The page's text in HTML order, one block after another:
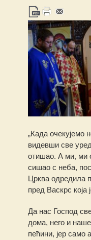
„Када очекујемо
видевши све
отишао. А ми, ми
сишао с неба,
Црква одредила
пред Васкрс која
Да нас Господ
дома, него и
пећини, јер